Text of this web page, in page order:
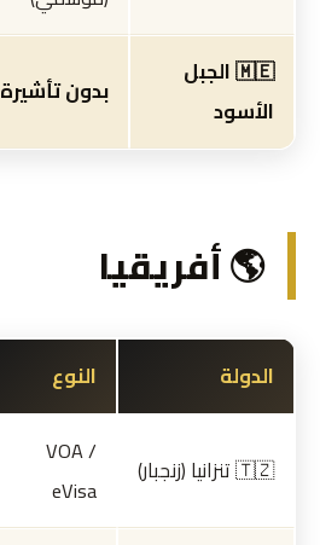
🇲🇪 الجبل
الأسود
بدون تأشيرة
🌎 أفريقيا
الدولة النوع
🇹🇿 تنزانيا (زنجبار)
VOA /
eVisa